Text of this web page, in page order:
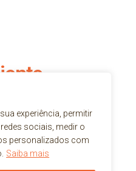
experiência, permitir
sociais, medir o
personalizados com
Saiba mais
logístico,
sejam
situações, o
e é